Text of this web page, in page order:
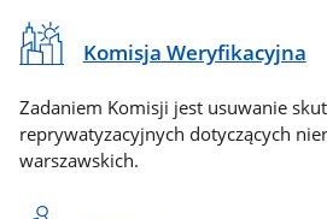
Komisja Weryfikacyjna
Zadaniem Komisji jest usuwanie
reprywatyzacyjnych dotyczących
warszawskich.